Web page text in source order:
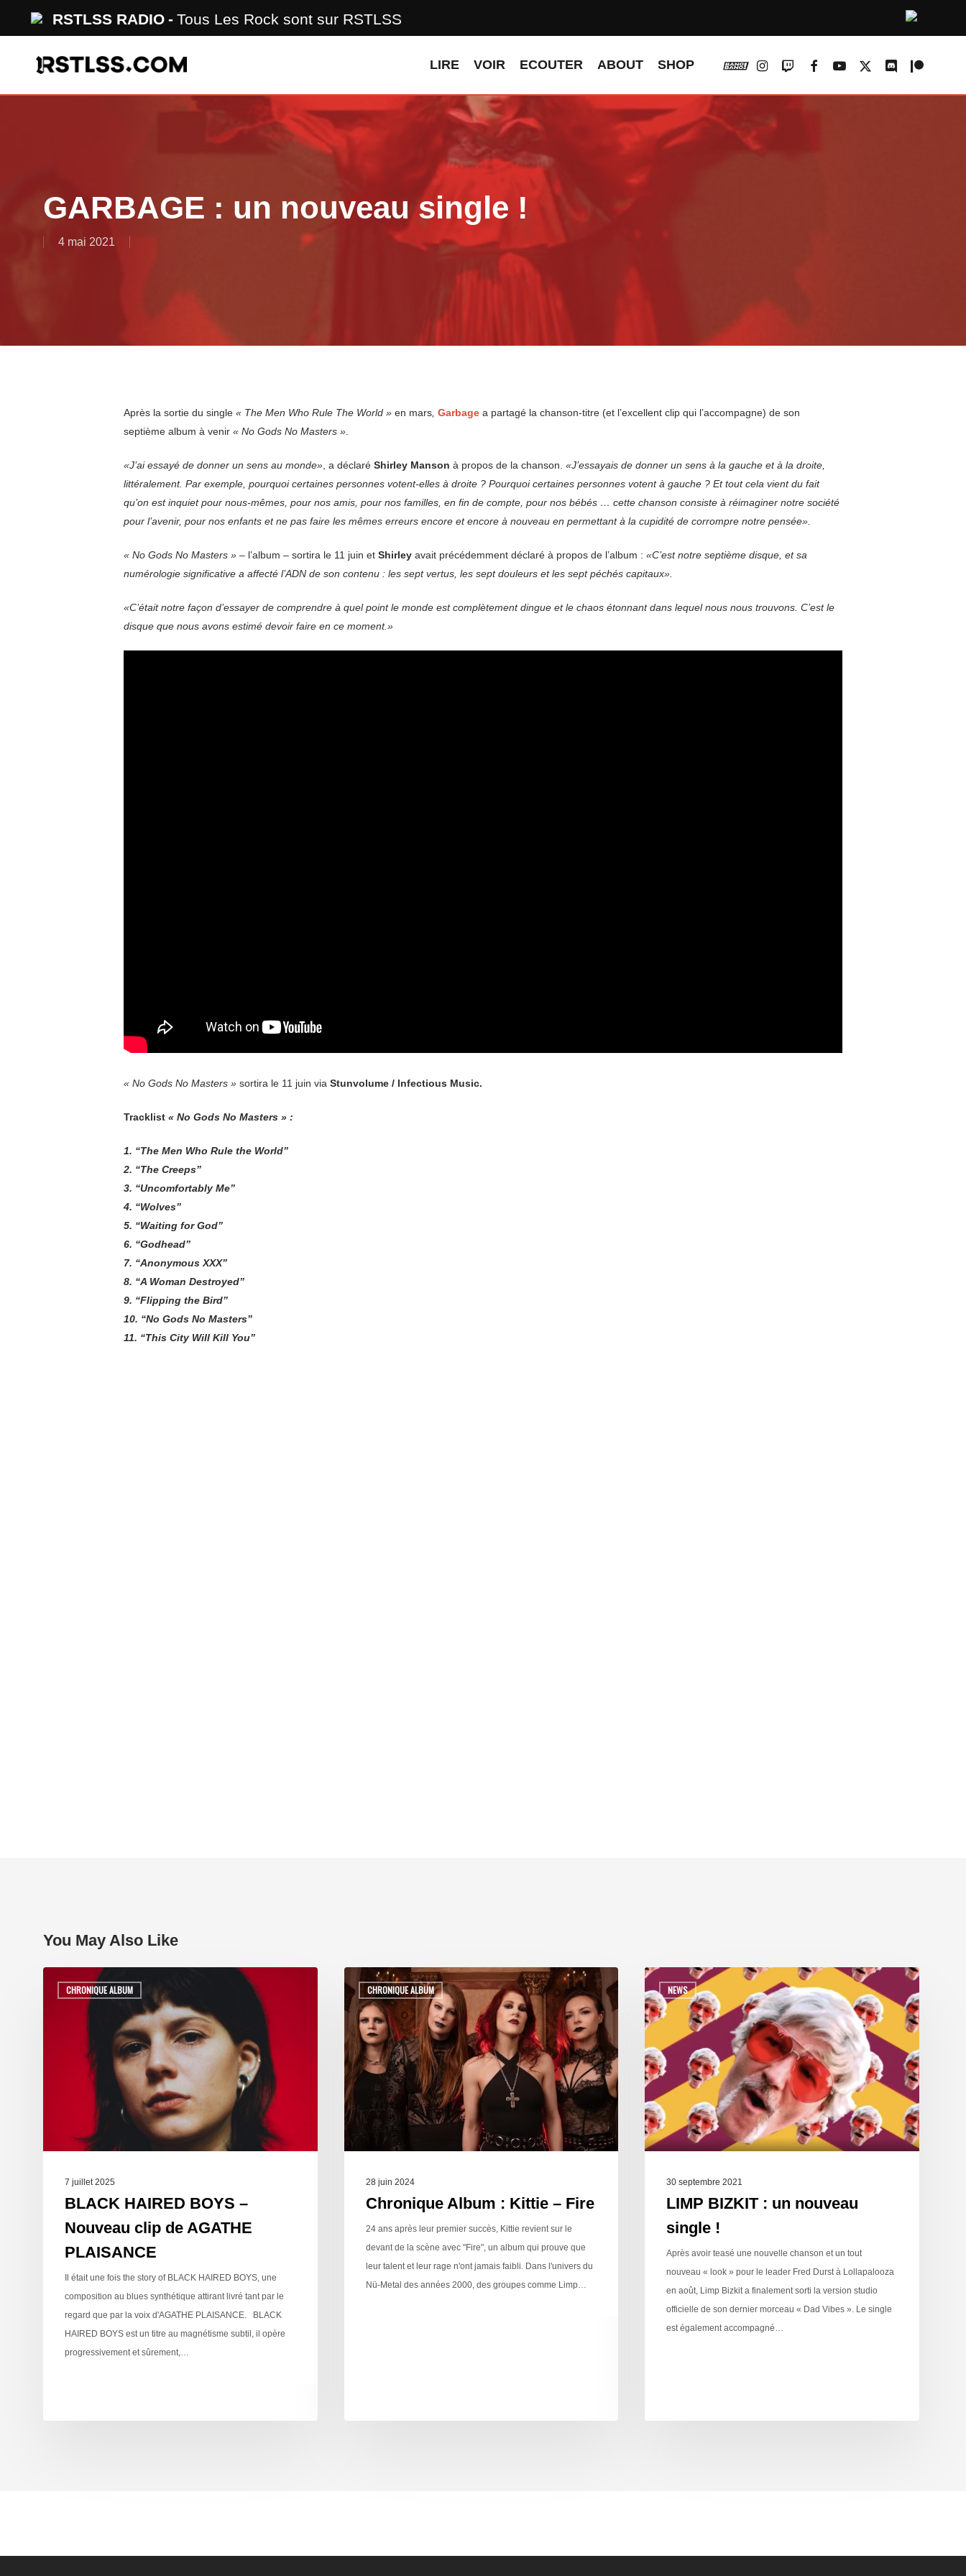
RSTLSS RADIO Tous Les Rock sont sur RSTLSS
LIRE VOIR ECOUTER ABOUT SHOP vk instagram
twitchfacebookyoutube
x-
discordpatreon
GARBAGE : un nouveau single !
4 mai 2021
Après la sortie du single « The Men Who Rule The World » en mars Garbage a partagé la chanson-titre (et l’excellent clip qui l’accompagne) de son
septième album à venir « No Gods No Masters »
«J’ai essayé de donner un sens au monde» , a déclaré Shirley Manson à propos de la chanson. «J’essayais de donner un sens à la gauche et à la droite,
littéralement. Par exemple, pourquoi certaines personnes votent-elles à droite ? Pourquoi certaines personnes votent à gauche ? Et tout cela vient du fait
qu’on est inquiet pour nous-mêmes, pour nos amis, pour nos familles, en fin de compte, pour nos bébés … cette chanson consiste à réimaginer notre société
pour l’avenir, pour nos enfants et ne pas faire les mêmes erreurs encore et encore à nouveau en permettant à la cupidité de corrompre notre pensée».
« No Gods No Masters » – l’album – sortira le 11 juin et Shirley avait précédemment déclaré à propos de l’album : «C’est notre septième disque, et sa
numérologie significative a affecté l’ADN de son contenu : les sept vertus, les sept douleurs et les sept péchés capitaux».
«C’était notre façon d’essayer de comprendre à quel point le monde est complètement dingue et le chaos étonnant dans lequel nous nous trouvons. C’est le
disque que nous avons estimé devoir faire en ce moment.»
« No Gods No Masters » sortira le 11 juin via Stunvolume / Infectious Music.
Tracklist « No Gods No Masters » :
1. “The Men Who Rule the World”
2. “The Creeps”
3. “Uncomfortably Me”
4. “Wolves”
5. “Waiting for God”
6. “Godhead”
7. “Anonymous XXX”
8. “A Woman Destroyed”
9. “Flipping the Bird”
10. “No Gods No Masters”
11. “This City Will Kill You”
You May Also Like
CHRONIQUE ALBUM
7 juillet 2025
BLACK HAIRED BOYS –
Nouveau clip de AGATHE
PLAISANCE
Il était une fois the story of BLACK HAIRED BOYS, une
composition au blues synthétique attirant livré tant par le
regard que par la voix d'AGATHE PLAISANCE. BLACK
HAIRED BOYS est un titre au magnétisme subtil, il opère
progressivement et sûrement,…
CHRONIQUE ALBUM
28 juin 2024
Chronique Album : Kittie – Fire
24 ans après leur premier succès, Kittie revient sur le
devant de la scène avec "Fire", un album qui prouve que
leur talent et leur rage n'ont jamais faibli. Dans l'univers du
Nü-Metal des années 2000, des groupes comme Limp…
NEWS
30 septembre 2021
LIMP BIZKIT : un nouveau
single !
Après avoir teasé une nouvelle chanson et un tout
nouveau « look » pour le leader Fred Durst à Lollapalooza
en août, Limp Bizkit a finalement sorti la version studio
officielle de son dernier morceau « Dad Vibes ». Le single
est également accompagné…